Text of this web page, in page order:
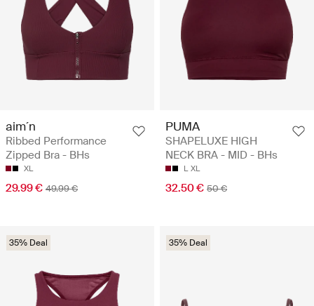
aim´n
Ribbed Performance
Zipped Bra - BHs
XL
29.99 € 49.99 €
PUMA
SHAPELUXE HIGH
NECK BRA - MID - BHs
L XL
32.50 € 50 €
35% Deal 35% Deal